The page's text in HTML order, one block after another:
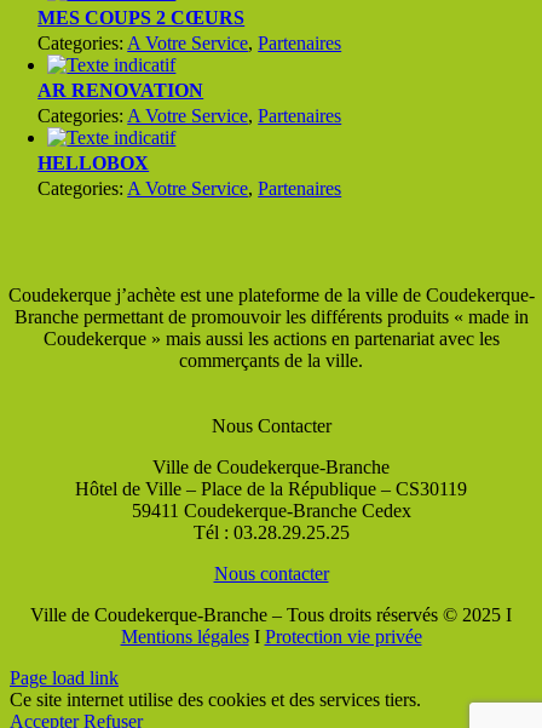
MES COUPS 2 CŒURS
Categories: A Votre Service,Partenaires
AR RENOVATION
Categories: A Votre Service,Partenaires
HELLOBOX
Categories: A Votre Service,Partenaires
Coudekerque j’achète est une plateforme de la ville de Coudekerque-
Branche permettant de promouvoir les différents produits « made in
Coudekerque » mais aussi les actions en partenariat avec les
commerçants de la ville.
Nous Contacter
Ville de Coudekerque-Branche
Hôtel de Ville – Place de la République – CS30119
59411 Coudekerque-Branche Cedex
Tél : 03.28.29.25.25
Nous contacter
Ville de Coudekerque-Branche – Tous droits réservés © 2025 I
Mentions légalesI Protection vie privée
Page load link
Ce site internet utilise des cookies et des services tiers.
AccepterRefuser